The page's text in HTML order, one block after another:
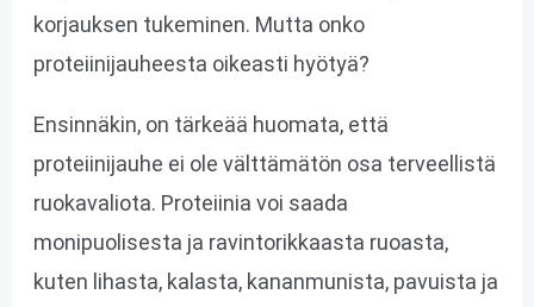
korjauksen tukeminen. Mutta onko
proteiinijauheesta oikeasti hyötyä?
Ensinnäkin, on tärkeää huomata, että
proteiinijauhe ei ole välttämätön osa terveellistä
ruokavaliota. Proteiinia voi saada
monipuolisesta ja ravintorikkaasta ruoasta,
kuten lihasta, kalasta, kananmunista, pavuista ja